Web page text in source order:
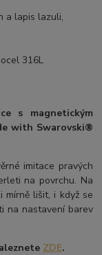
a lapis lazuli,
316L
s magnetickým
with Swarovski®
imitace pravých
na povrchu. Na
mírně lišit, i když se
na nastavení barev
ZDE.